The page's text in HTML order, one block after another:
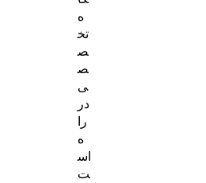
ه
تخ
ص
ص
ی
در
را
ه
اس
ت